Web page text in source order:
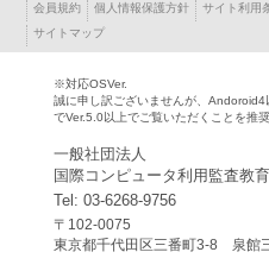
会員規約 個人情報保護方針 サイト利用
サイトマップ
※対応OSVer.
誠に申し訳ございませんが、
でVer.5.0以上でご覧いただくことを推奨
一般社団法人
国際コンピュータ利用監査教
Tel: 03-6268-9756
〒102-0075
東京都千代田区三番町3-8 泉館